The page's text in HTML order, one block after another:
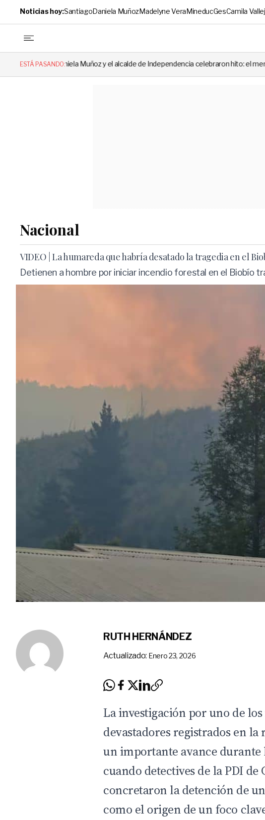
Noticias hoy:SantiagoDaniela MuñozMadelyne VeraMineducGesCamila
ESTÁ PASANDO:
Muñoz y el alcalde de Independencia celebraron hito: el mensaje es viral
Nacional
VIDEO | La humareda que habría desatado la tragedia en el
Detienen a hombre por iniciar incendio forestal en el Biobío
RUTH HERNÁNDEZ
Actualizado: Enero 23, 2026
La investigación por uno de
devastadores registrados en
un importante avance durante
cuando detectives de laPDI de
concretaron la detención de
como el origen de un foco